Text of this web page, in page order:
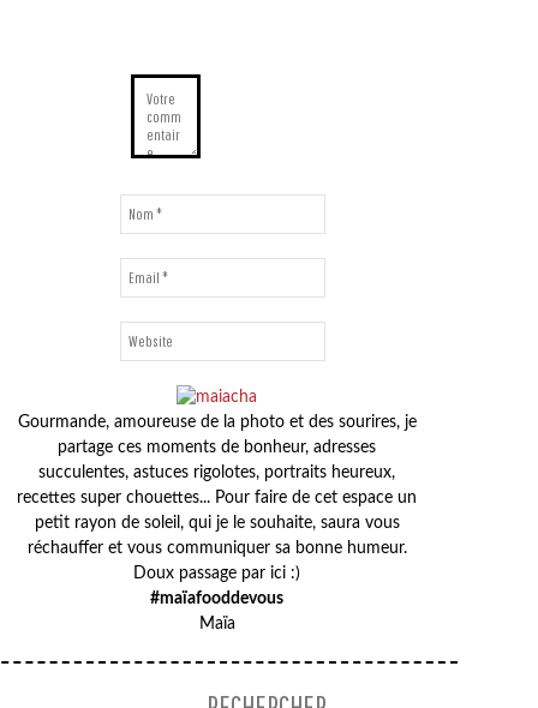
Gourmande, amoureuse de la photo et des sourires, je
partage ces moments de bonheur, adresses
succulentes, astuces rigolotes, portraits heureux,
recettes super chouettes... Pour faire de cet espace un
petit rayon de soleil, qui je le souhaite, saura vous
réchauffer et vous communiquer sa bonne humeur.
Doux passage par ici :)
#maïafooddevous
Maïa